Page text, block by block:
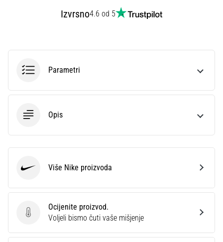
Izvrsno4.6 od 5
Parametri
Opis
Ocijenite proizvod.
Ocijenite proizvod.
Voljeli bismo čuti vaše mišjenje
Nike Više Nike proizvoda